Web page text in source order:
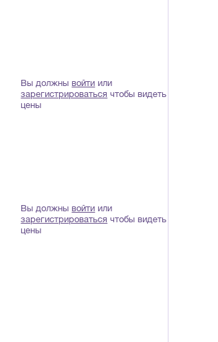
Вы должнывойти или
зарегистрироваться чтобы видеть
цены
Вы должнывойти или
зарегистрироваться чтобы видеть
цены